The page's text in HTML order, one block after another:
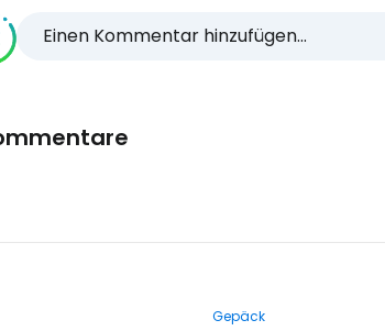
Einen Kommentar hinzufügen...
Gepäck